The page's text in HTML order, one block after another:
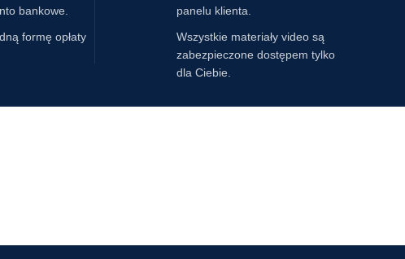
bankowe.
formę opłaty
panelu klienta.
Wszystkie materiały video są
zabezpieczone dostępem tylko
dla Ciebie.